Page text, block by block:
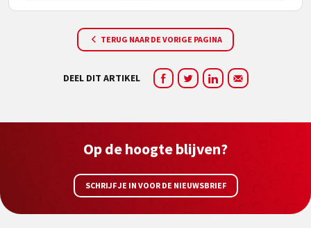
TERUG NAAR DE VORIGE PAGINA
DEEL DIT ARTIKEL
Op de hoogte blijven?
SCHRIJF JE IN VOOR DE NIEUWSBRIEF